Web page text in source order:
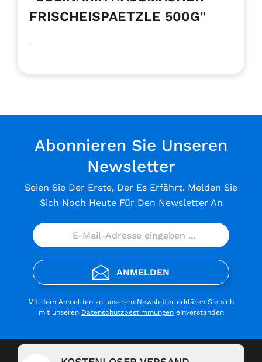
FRISCHEISPAETZLE 500G"
.
Abonnieren Sie Unseren
Newsletter
Seien Sie Der Erste, Der Es Erfährt. Melden Sie
Sich Noch Heute Für Den Newsletter An
ANMELDEN
Mit dem Anmelden zu unserem Newsletter erklären Sie sich
mit unseren Datenschutzbestimmungeneinverstanden